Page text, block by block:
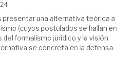
presentar una alternativa teórica a
(cuyos postulados se hallan en
formalismo jurídico y la visión
se concreta en la defensa